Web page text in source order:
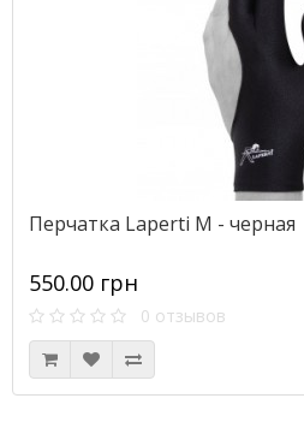
Перчатка Laperti М - черная
550.00 грн
0 отзывов